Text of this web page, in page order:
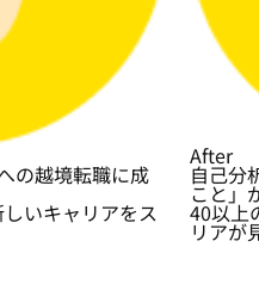
の越境転職に成
いキャリアをス
After
自己分
こと」
40以上
リアが